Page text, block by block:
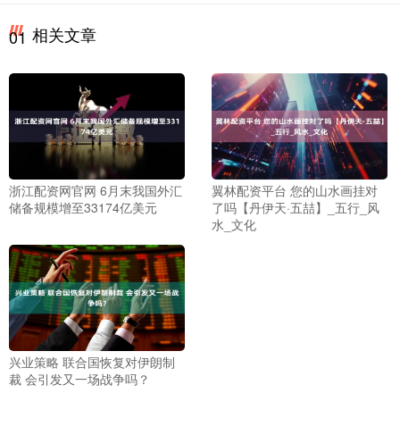
01 相关文章
浙江配资网官网 6月末我国外汇
储备规模增至33174亿美元
翼林配资平台 您的山水画挂对
了吗【丹伊天·五喆】_五行_风
水_文化
兴业策略 联合国恢复对伊朗制
裁 会引发又一场战争吗？